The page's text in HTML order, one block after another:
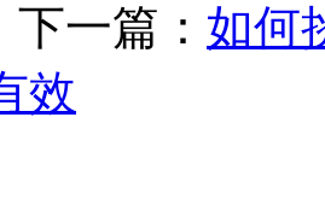
下一篇： 如何
效